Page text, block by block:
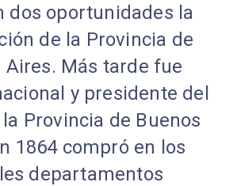
dos oportunidades la
de la Provincia de
Aires. Más tarde fue
y presidente del
Provincia de Buenos
1864 compró en los
departamentos